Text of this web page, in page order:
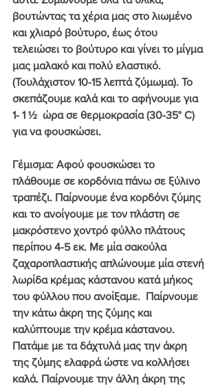
βουτώντας τα χέρια μας στο λιωμένο
και χλιαρό βούτυρο, έως ότου
τελειώσει το βούτυρο και γίνει το μίγμα
μας μαλακό και πολύ ελαστικό.
(Τουλάχιστον 10-15 λεπτά ζύμωμα). Το
σκεπάζουμε καλά και το αφήνουμε για
1- 1 ½  ώρα σε θερμοκρασία (30-35° C)
για να φουσκώσει.
Γέμισμα: Αφού φουσκώσει το
πλάθουμε σε κορδόνια πάνω σε ξύλινο
τραπέζι. Παίρνουμε ένα κορδόνι ζύμης
και το ανοίγουμε με τον πλάστη σε
μακρόστενο χοντρό φύλλο πλάτους
περίπου 4-5 εκ. Με μία σακούλα
ζαχαροπλαστικής απλώνουμε μία στενή
λωρίδα κρέμας κάστανου κατά μήκος
του φύλλου που ανοίξαμε.  Παίρνουμε
την κάτω άκρη της ζύμης και
καλύπτουμε την κρέμα κάστανου.
Πατάμε με τα δάχτυλά μας την άκρη
της ζύμης ελαφρά ώστε να κολλήσει
καλά. Παίρνουμε την άλλη άκρη της